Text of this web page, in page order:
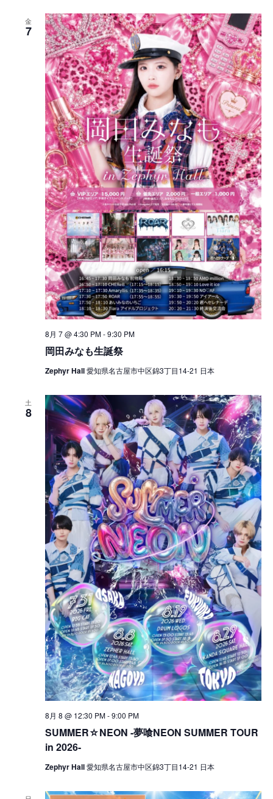
金
7
岡田みなも生誕祭
8月 7 @ 4:30 PM-9:30 PM
Zephyr Hall愛知県名古屋市中区錦3丁目14-21 日本
土
8
SUMMER☆NEON -夢喰NEON SUMMER TOUR
in 2026-
8月 8 @ 12:30 PM-9:00 PM
Zephyr Hall愛知県名古屋市中区錦3丁目14-21 日本